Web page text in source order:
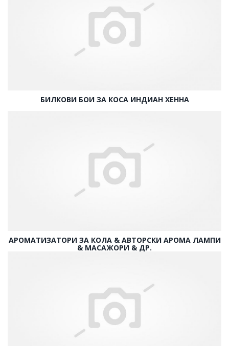
БИЛКОВИ БОИ ЗА КОСА ИНДИАН ХЕННА
АРОМАТИЗАТОРИ ЗА КОЛА & АВТОРСКИ АРОМА ЛАМПИ
& МАСАЖОРИ & ДР.